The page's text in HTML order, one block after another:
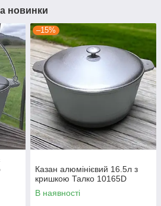
новинки
–15%
Казан алюмінієвий 16.5л з
кришкою Талко 10165D
В наявності